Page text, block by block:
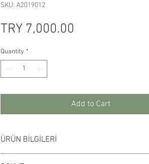
SKU: A2019012
TRY 7,000.00
Quantity *
Add to Cart
ÜRÜN BİLGİLERİ